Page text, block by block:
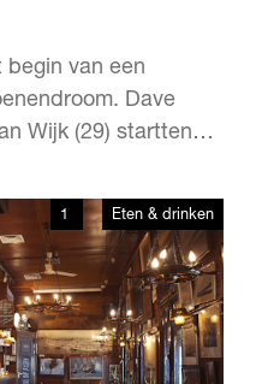
begin van een
Dave
Wijk (29) startten
zijn hun ‘geklede
in meer dan
België en
beiden een
1 Eten & drinken